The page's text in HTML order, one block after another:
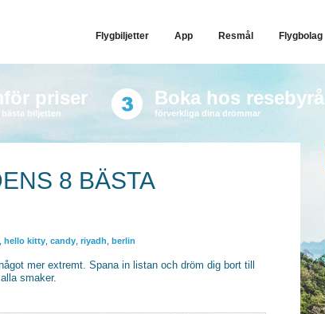
Flygbiljetter App Resmål Flygbolag
priser
bästa biljetten
Boka hos resebyrå
förverkliga dina drömmar
8 BÄSTA
,hello kitty ,candy ,riyadh ,berlin
mer extremt. Spana in listan och dröm dig bort till
smaker.